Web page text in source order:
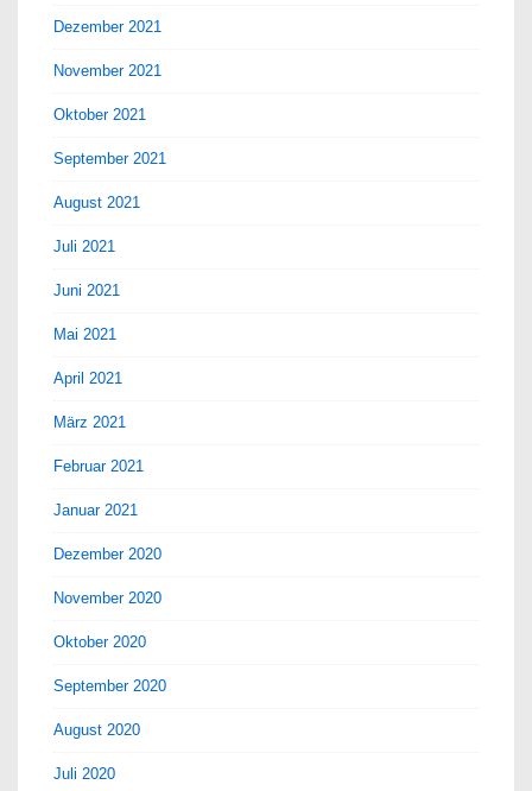
Dezember 2021
November 2021
Oktober 2021
September 2021
August 2021
Juli 2021
Juni 2021
Mai 2021
April 2021
März 2021
Februar 2021
Januar 2021
Dezember 2020
November 2020
Oktober 2020
September 2020
August 2020
Juli 2020